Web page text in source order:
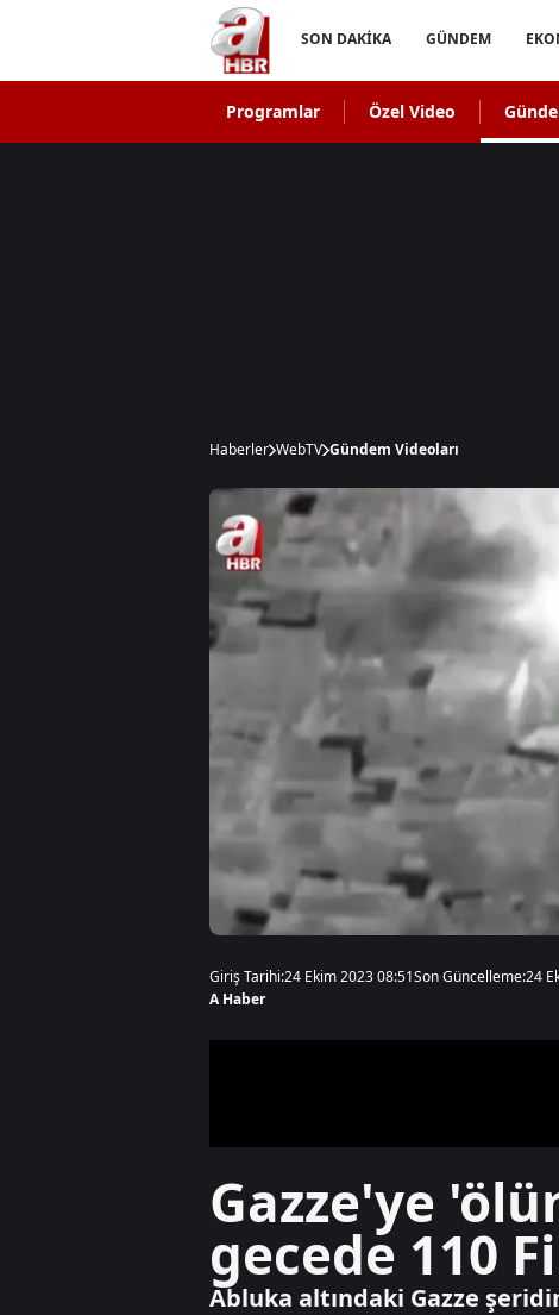
SON DAKİKA GÜNDEM
Programlar Özel Video
Haberler WebTV Gündem Videoları
Giriş Tarihi:24 Ekim 2023 08:51Son Güncelleme:24
A Haber
Gazze'ye
gecede 110
Abluka altındaki Gazze